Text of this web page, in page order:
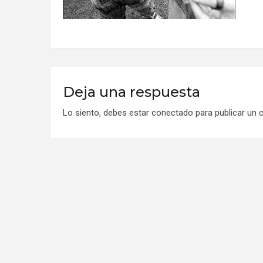
Deja una respuesta
Lo siento, debes estar conectado para publicar un